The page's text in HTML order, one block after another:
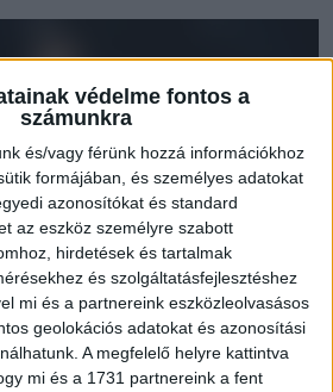
védelme fontos a
számunkra
és/vagy férünk hozzá információkhoz
formájában, és személyes adatokat
azonosítókat és standard
az eszköz személyre szabott
hirdetések és tartalmak
és szolgáltatásfejlesztéshez
mi és a partnereink eszközleolvasásos
geolokációs adatokat és azonosítási
A megfelelő helyre kattintva
mi és a 1731 partnereink a fent
KORSZAK KEZDETE